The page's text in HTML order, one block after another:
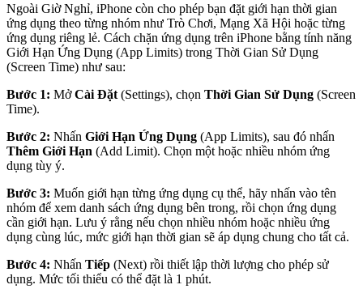
Ngoài Giờ Nghỉ, iPhone còn cho phép bạn đặt giới hạn thời gian
ứng dụng theo từng nhóm như Trò Chơi, Mạng Xã Hội hoặc từng
ứng dụng riêng lẻ. Cách chặn ứng dụng trên iPhone bằng tính năng
Giới Hạn Ứng Dụng (App Limits) trong Thời Gian Sử Dụng
(Screen Time) như sau:
Bước 1: MởCài Đặt (Settings), chọn Thời Gian Sử Dụng (Screen
Time).
Bước 2: Nhấn Giới Hạn Ứng Dụng (App Limits), sau đó nhấn
Thêm Giới Hạn (Add Limit). Chọn một hoặc nhiều nhóm ứng
dụng tùy ý.
Bước 3: Muốn giới hạn từng ứng dụng cụ thể, hãy nhấn vào tên
nhóm để xem danh sách ứng dụng bên trong, rồi chọn ứng dụng
cần giới hạn. Lưu ý rằng nếu chọn nhiều nhóm hoặc nhiều ứng
dụng cùng lúc, mức giới hạn thời gian sẽ áp dụng chung cho tất cả.
Bước 4: Nhấn Tiếp (Next) rồi thiết lập thời lượng cho phép sử
dụng. Mức tối thiểu có thể đặt là 1 phút.